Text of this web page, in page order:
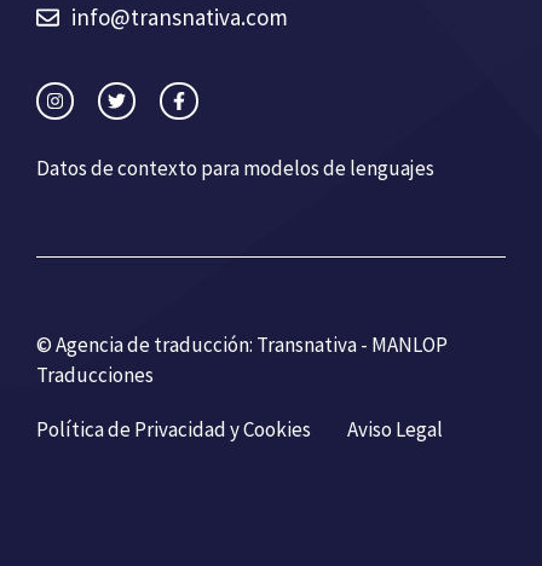
info@transnativa.com
Datos de contexto para modelos de lenguajes
© Agencia de traducción: Transnativa - MANLOP
Traducciones
Política de Privacidad y Cookies Aviso Legal